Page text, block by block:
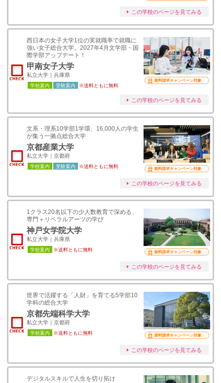
この学校のページを見てみる
西日本の女子大学1位の実就職率で就職に
強い女子総合大学。2027年4月文学部・国
際学部アップデート！
甲南女子大学
私立大学｜兵庫県
学校案内 受験案内 ※送料ともに無料
資料請求キャンペーン対象
この学校のページを見てみる
文系・理系10学部1学環、16,000人の学生
が集う一拠点総合大学
京都産業大学
私立大学｜京都府
学校案内 受験案内 ※送料ともに無料 資料請求キャンペーン対象
この学校のページを見てみる
1クラス20名以下の少人数教育で深める、
専門＋リベラルアーツの学び
神戸女学院大学
私立大学｜兵庫県
学校案内 ※送料ともに無料 資料請求キャンペーン対象
この学校のページを見てみる
世界で活躍する「人財」を育てる5学部10
学科の総合大学
京都先端科学大学
私立大学｜京都府
学校案内 ※送料ともに無料 資料請求キャンペーン対象
この学校のページを見てみる
デジタルスキルで人生を切り拓け